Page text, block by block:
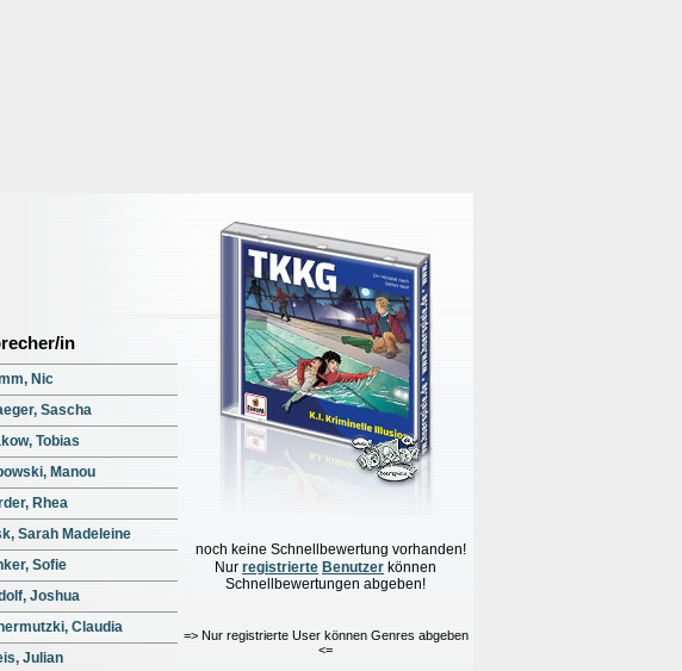
noch keine Schnellbewertung vorhanden!
Nur registrierte Benutzer können
Schnellbewertungen abgeben!
=> Nur registrierte User können Genres abgeben
<=
in
Nic
Sascha
Tobias
Manou
Rhea
Sarah Madeleine
Sofie
Joshua
Claudia
Julian